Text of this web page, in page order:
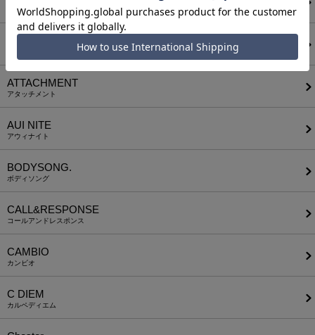
ア リトル
ATTACHMENT
アタッチメント
AUI NITE
アウィナイト
BODYSONG.
ボディソング
CALL&RESPONSE
コールアンドレスポンス
CAMBIO
カンビオ
C DIEM
カルペディエム